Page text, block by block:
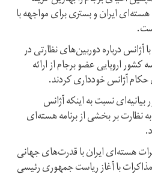
ایران و بستری برای مواجهه با
آژانس درباره دوربین‌های نظارتی در
کشور اروپایی عضو برجام از ارائه
حکام آژانس خودداری کردند.
بیانیه‌ای نسبت به اینکه آژانس
نظارت بر بخشی از برنامه هسته‌ای
هسته‌ای ایران با قدرت‌های جهانی
با آغاز ریاست جمهوری رئیسی